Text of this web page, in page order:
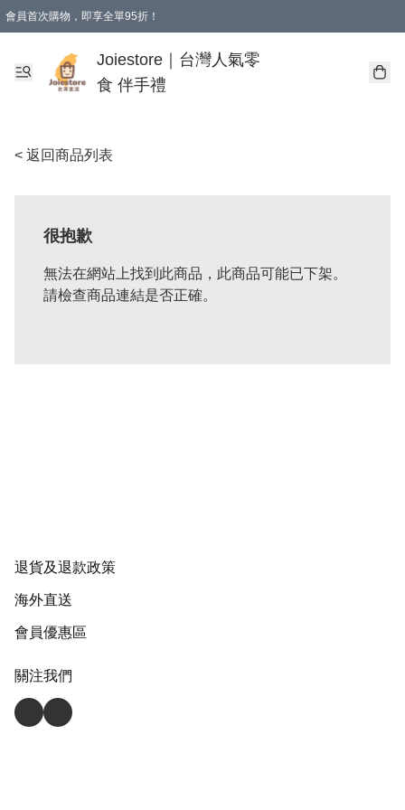
會員首次購物，即享全單95折！
購物滿 HKD 350.00即享免運費優惠！（適用於 本地送貨、本地取貨 )
Joiestore｜台灣人氣零
食 伴手禮
< 返回商品列表
很抱歉
無法在網站上找到此商品，此商品可能已下架。
請檢查商品連結是否正確。
退貨及退款政策
海外直送
會員優惠區
關注我們